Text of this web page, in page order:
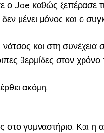
ο Joe καθώς ξεπέρασε
μένει μόνος και ο
και στη συνέχεια
θερμίδες στον χρόνο
ακόμη.
γυμναστήριο. Και η